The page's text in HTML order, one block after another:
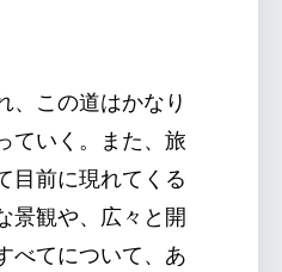
、この道はかなり
ていく。また、旅
目前に現れてくる
景観や、広々と開
べてについて、あ